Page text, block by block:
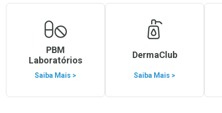
PBM
Laboratórios
Saiba Mais >
DermaClub
Saiba Mais >